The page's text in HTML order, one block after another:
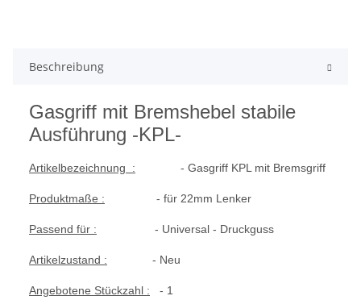
Beschreibung
Gasgriff mit Bremshebel stabile
Ausführung -KPL-
Artikelbezeichnung : - Gasgriff KPL mit Bremsgriff
Produktmaße : - für 22mm Lenker
Passend für : - Universal - Druckguss
Artikelzustand : - Neu
Angebotene Stückzahl : - 1